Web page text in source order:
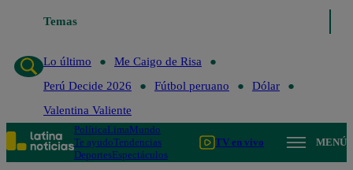
Temas
Lo último
Lo último
Me Caigo de Risa
Perú Decide 2026
Fútbol peruano
Dólar
Valentina Valiente
PolíticaLimaMundo
Te ayudoTendencias
DeportesEspectáculos
TV en vivo MENÚ